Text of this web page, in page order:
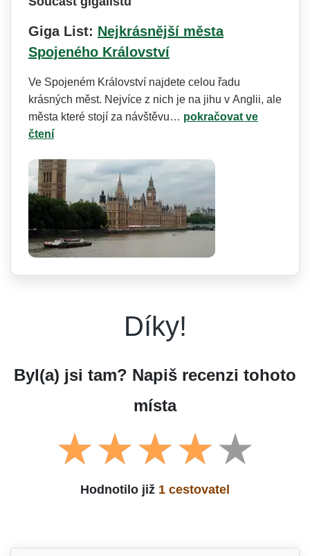
Giga List: Nejkrásnější města
Spojeného Království
Ve Spojeném Království najdete celou řadu
krásných měst. Nejvíce z nich je na jihu v Anglii, ale
města které stojí za návštěvu… pokračovat ve
čtení
Díky!
Byl(a) jsi tam? Napiš recenzi tohoto
místa
Hodnotilo již 1 cestovatel